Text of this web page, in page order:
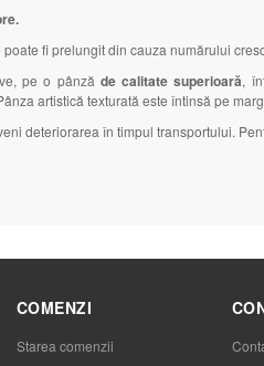
fi prelungit din cauza numărului
pe o pânză de calitate superioară,
artistică texturată este întinsă pe
deteriorarea în timpul transportului.
COMENZI
Starea comenzii